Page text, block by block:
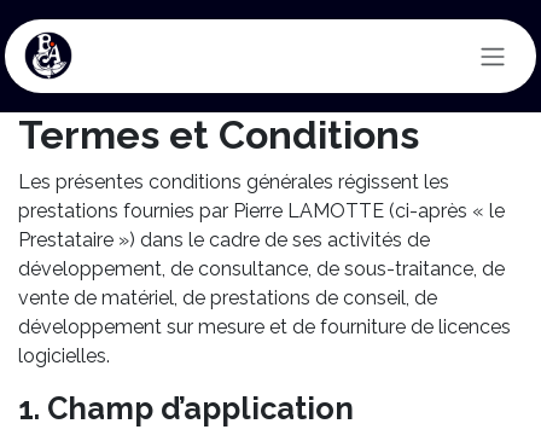
Termes et Conditions
Les présentes conditions générales régissent les
prestations fournies par Pierre LAMOTTE (ci-après « le
Prestataire ») dans le cadre de ses activités de
développement, de consultance, de sous-traitance, de
vente de matériel, de prestations de conseil, de
développement sur mesure et de fourniture de licences
logicielles.
1. Champ d’application